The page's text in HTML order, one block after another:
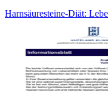
Harnsäuresteine-Diät: